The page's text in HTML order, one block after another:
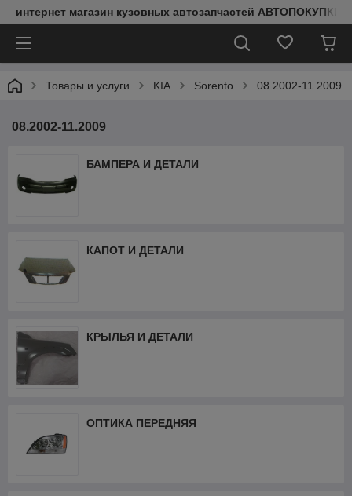
интернет магазин кузовных автозапчастей АВТОПОКУПКИ
Товары и услуги KIA Sorento 08.2002-11.2009
08.2002-11.2009
БАМПЕРА И ДЕТАЛИ
КАПОТ И ДЕТАЛИ
КРЫЛЬЯ И ДЕТАЛИ
ОПТИКА ПЕРЕДНЯЯ